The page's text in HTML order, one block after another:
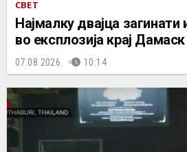
СВЕТ
Најмалку двајца загинати
во експлозија крај Дамаск
07.08.2026. 10:14